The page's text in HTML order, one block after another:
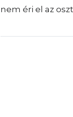
nem éri el az